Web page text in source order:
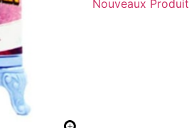
Nouveaux Produit